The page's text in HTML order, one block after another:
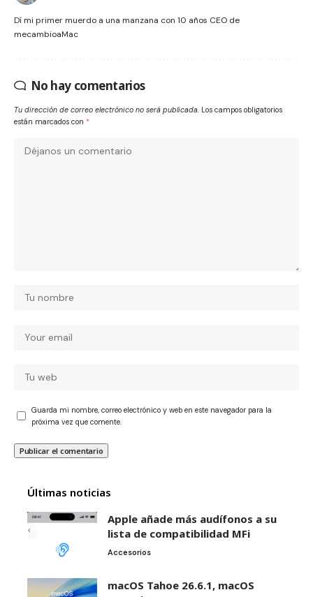
Dí mi primer muerdo a una manzana con 10 años CEO de
mecambioaMac
No hay comentarios
Tu dirección de correo electrónico no será publicada. Los campos obligatorios
están marcados con *
Guarda mi nombre, correo electrónico y web en este navegador para la
próxima vez que comente.
Últimas noticias
Apple añade más audífonos a su
lista de compatibilidad MFi
Accesorios
macOS Tahoe 26.6.1, macOS